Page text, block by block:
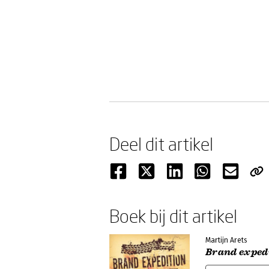
Deel dit artikel
Boek bij dit artikel
Martijn Arets
Brand